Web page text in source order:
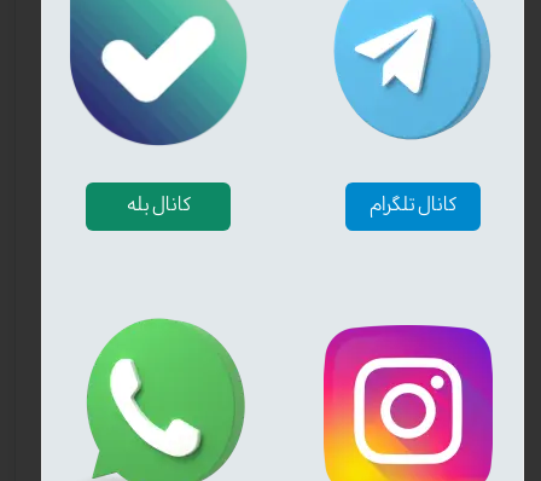
❮ ❯ کانال بله کانال تلگرام